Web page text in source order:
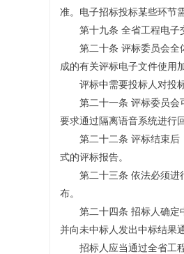
准。电子招标投标某些环节
第十九条 全省工程电子交
第二十条 评标委员会全体
成的有关评标电子文件使用
评标中需要投标人对投标
第二十一条 评标委员会可
要求通过隔离语音系统进行
第二十二条 评标结束后，
式的评标报告。
第二十三条 依法必须进行
布。
第二十四条 招标人确定中
并向未中标人发出中标结果
招标人应当通过全省工程